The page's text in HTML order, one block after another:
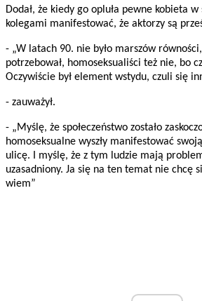
Dodał, że kiedy go opluła pewne kobieta w
kolegami manifestować, że aktorzy są
- „W latach 90. nie było marszów
potrzebował, homoseksualiści też nie, bo
Oczywiście był element wstydu, czuli się
- zauważył.
- „Myślę, że społeczeństwo zostało
homoseksualne wyszły manifestować
ulicę. I myślę, że z tym ludzie mają
uzasadniony. Ja się na ten temat nie chcę
wiem”